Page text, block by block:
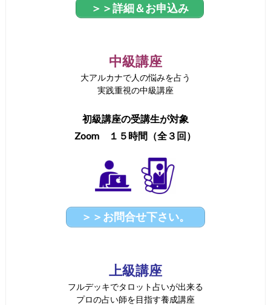
＞＞詳細＆お申込み
中級講座
大アルカナで人の悩みを占う
実践重視の中級講座
初級講座の受講生が対象
Zoom １５時間（全３回）
＞＞お問合せ下さい。
上級講座
フルデッキでタロット占いが出来る
プロの占い師を目指す養成講座